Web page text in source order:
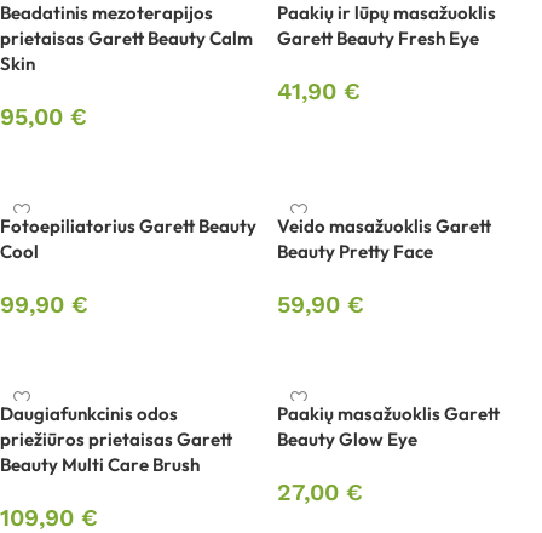
Beadatinis mezoterapijos
prietaisas Garett Beauty Calm
Skin
95,00 €
Paakių ir lūpų masažuoklis
Garett Beauty Fresh Eye
41,90 €
Fotoepiliatorius Garett Beauty
Cool
99,90 €
Veido masažuoklis Garett
Beauty Pretty Face
59,90 €
Daugiafunkcinis odos
priežiūros prietaisas Garett
Beauty Multi Care Brush
109,90 €
Paakių masažuoklis Garett
Beauty Glow Eye
27,00 €